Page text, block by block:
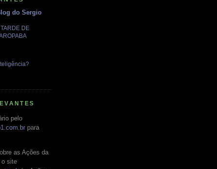
do Sergio
DE
pelo
para
as Ações da
o site